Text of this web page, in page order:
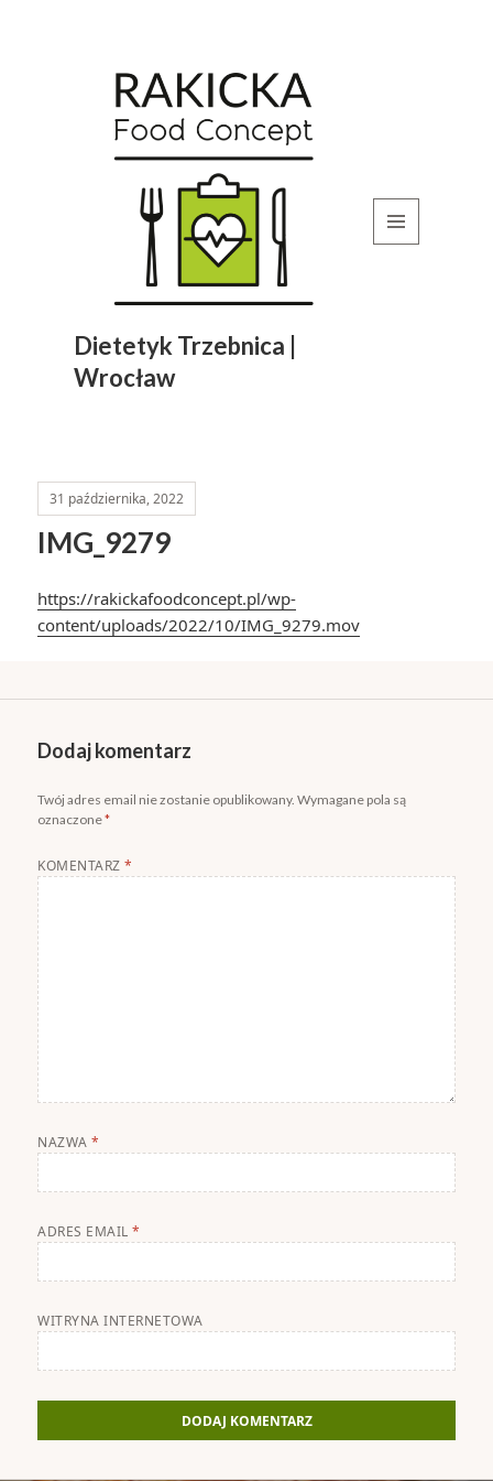
Dietetyk Trzebnica |
Wrocław
31 października, 2022
IMG_9279
https://rakickafoodconcept.pl/wp-
content/uploads/2022/10/IMG_9279.mov
Dodaj komentarz
Twój adres email nie zostanie opublikowany. Wymagane pola są
oznaczone*
KOMENTARZ*
NAZWA*
ADRES EMAIL*
WITRYNA INTERNETOWA